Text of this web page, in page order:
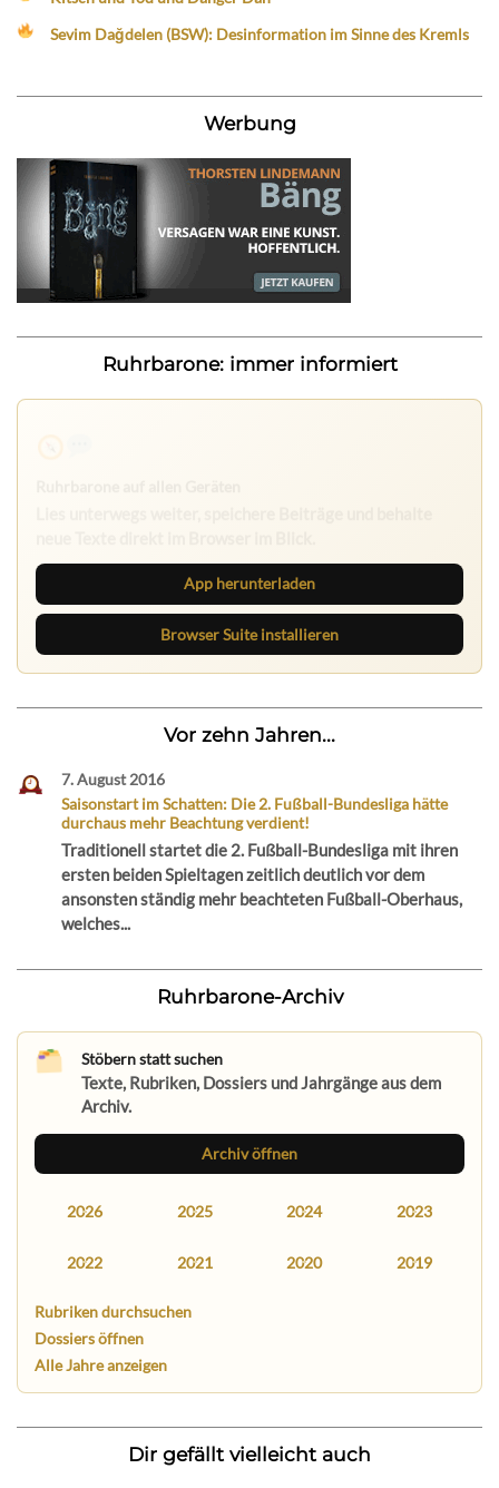
Sevim Dağdelen (BSW): Desinformation im Sinne des Kremls
Werbung
Ruhrbarone: immer informiert
App herunterladen
Browser Suite installieren
Vor zehn Jahren...
7. August 2016
Saisonstart im Schatten: Die 2. Fußball-Bundesliga hätte
durchaus mehr Beachtung verdient!
Traditionell startet die 2. Fußball-Bundesliga mit ihren
ersten beiden Spieltagen zeitlich deutlich vor dem
ansonsten ständig mehr beachteten Fußball-Oberhaus,
welches...
Ruhrbarone-Archiv
Stöbern statt suchen
Texte, Rubriken, Dossiers und Jahrgänge aus dem
Archiv.
Archiv öffnen
2026 2025 2024 2023
2022 2021 2020 2019
Rubriken durchsuchen
Dossiers öffnen
Alle Jahre anzeigen
Dir gefällt vielleicht auch